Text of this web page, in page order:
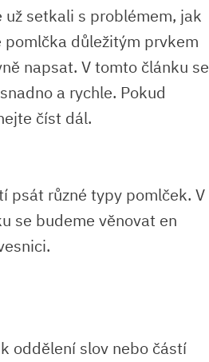
setkali s problémem, jak
důležitým prvkem
napsat. V tomto článku se
a rychle. Pokud
číst dál.
psát různé typy pomlček. V
se budeme věnovat en
oddělení slov nebo částí